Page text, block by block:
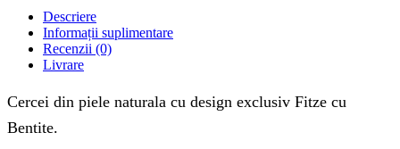
Descriere
Informații suplimentare
Recenzii (0)
Livrare
Cercei din piele naturala cu design exclusiv Fitze cu
Bentite.